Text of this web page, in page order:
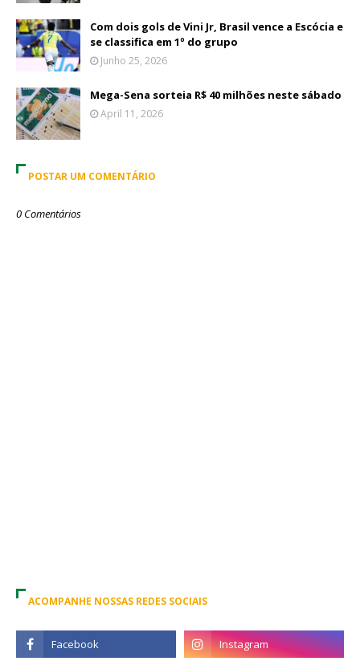
Com dois gols de Vini Jr, Brasil vence a Escócia e
se classifica em 1º do grupo
Junho 25, 2026
Mega-Sena sorteia R$ 40 milhões neste sábado
April 11, 2026
POSTAR UM COMENTÁRIO
0 Comentários
ACOMPANHE NOSSAS REDES SOCIAIS